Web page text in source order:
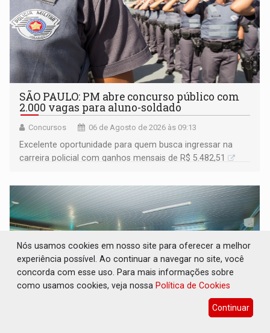
SÃO PAULO: PM abre concurso público com
2.000 vagas para aluno-soldado
Concursos 06 de Agosto de 2026 às 09:13
Excelente oportunidade para quem busca ingressar na
carreira policial com ganhos mensais de R$ 5.482,51
Nós usamos cookies em nosso site para oferecer a melhor
experiência possível. Ao continuar a navegar no site, você
concorda com esse uso. Para mais informações sobre
como usamos cookies, veja nossa Política de Cookies
Continuar